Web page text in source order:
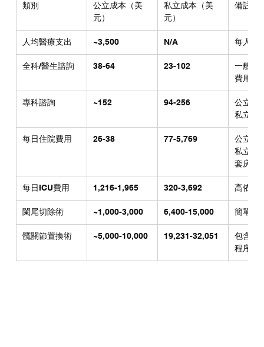
類別
公立成本（美
元）
私立成本（美
元）
備註
人均醫療支出 ~3,500 N/A 每人年
全科/醫生諮詢 38-64 23-102
一般諮
費用較
專科諮詢 ~152 94-256
公立
私立依
每日住院費用 26-38 77-5,769
公立包
私立房
套房
每日ICU費用 1,216-1,965 320-3,692 高依賴
闌尾切除術 ~1,000-3,000 6,400-15,000 簡單至
髖關節置換術 ~5,000-10,000 19,231-32,051
包含住
程序